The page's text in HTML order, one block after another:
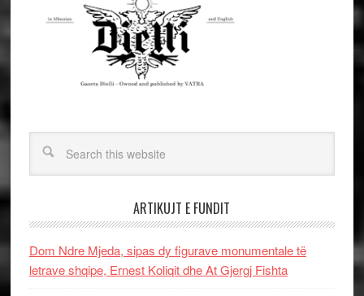
ARTIKUJT E FUNDIT
Dom Ndre Mjeda, sipas dy figurave monumentale të
letrave shqipe, Ernest Koliqit dhe At Gjergj Fishta